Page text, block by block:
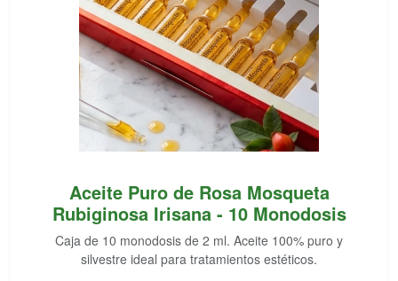
Aceite Puro de Rosa Mosqueta
Rubiginosa Irisana - 10 Monodosis
Caja de 10 monodosis de 2 ml. Aceite 100% puro y
silvestre ideal para tratamientos estéticos.